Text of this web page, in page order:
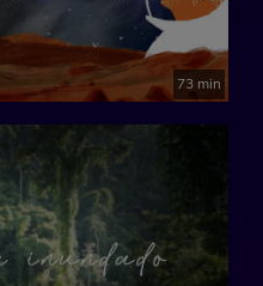
73 min